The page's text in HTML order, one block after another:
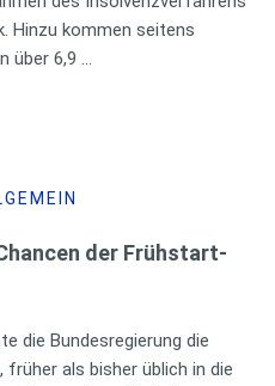
Hinzu kommen seitens
über 6,9 …
der Frühstart-
die Bundesregierung die
früher als bisher üblich in die